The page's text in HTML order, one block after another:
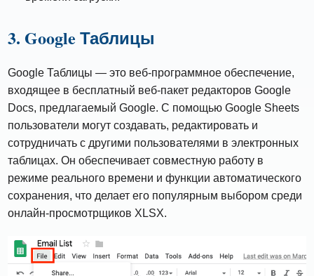
3. Google Таблицы
Google Таблицы — это веб-программное обеспечение,
входящее в бесплатный веб-пакет редакторов Google
Docs, предлагаемый Google. С помощью Google Sheets
пользователи могут создавать, редактировать и
сотрудничать с другими пользователями в электронных
таблицах. Он обеспечивает совместную работу в
режиме реального времени и функции автоматического
сохранения, что делает его популярным выбором среди
онлайн-просмотрщиков XLSX.